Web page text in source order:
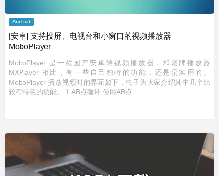
Android
[安卓] 支持投屏、电视台和小窗口的视频播放器：
MoboPlayer
MoboPlayer 是一款国产安卓端视频播放器，和老牌播放器
MXPlayer 相比，有一些自己独特的功能，还是蛮实用的。
MoboPlayer 播放视频时的界面如下，虫子为大家介绍其中几个比
较有特色的功能。 1.AB点循环 使用AB点 ...